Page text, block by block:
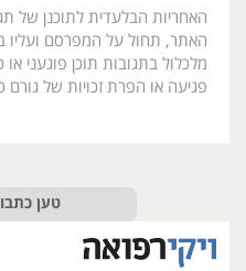
האחריות הבלעדית לתוכנן של
האתר, תחול על המפרסם ועליו
מלכלול בתגובות תוכן פוגעני
פגיעה או הפרת זכויות של גורם
טען